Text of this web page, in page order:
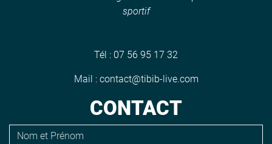
sportif
Tél : 07 56 95 17 32
Mail : contact@tibib-live.com
CONTACT